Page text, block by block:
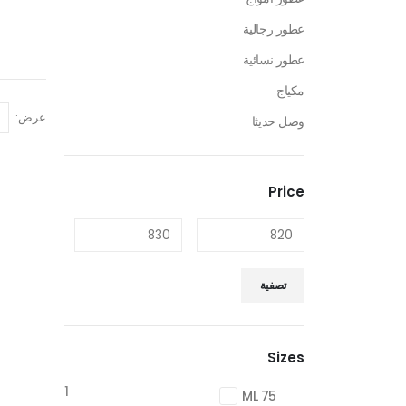
عرض:
عطور رجالية
عطور نسائية
مكياج
وصل حديثا
Price
تصفية
Sizes
75 ML
1